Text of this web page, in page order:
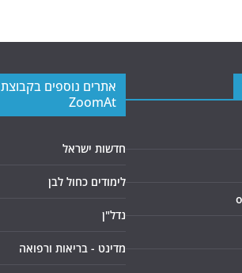
אתרים נוספים בקבוצת
ZoomAt
חדשות ישראל
לימודים כחול לבן
נדל"ן
מדינט - בריאות ורפואה